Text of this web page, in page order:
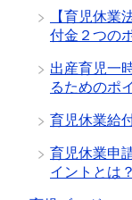
【育児休業
付金２つの
出産育児一
るためのポ
育児休業給
育児休業申
イントとは？